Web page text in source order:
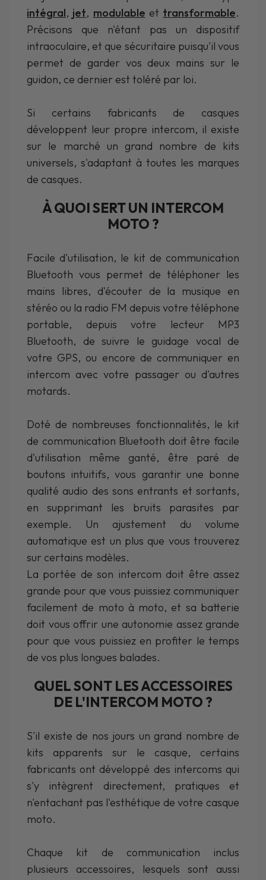
intégral, jet, modulable et transformable.
Précisons que n'étant pas un dispositif
intraoculaire, et que sécuritaire puisqu'il vous
permet de garder vos deux mains sur le
guidon, ce dernier est toléré par loi.
Si certains fabricants de casques
développent leur propre intercom, il existe
sur le marché un grand nombre de kits
universels, s'adaptant à toutes les marques
de casques.
À QUOI SERT UN INTERCOM
MOTO ?
Facile d'utilisation, le kit de communication
Bluetooth vous permet de téléphoner les
mains libres, d'écouter de la musique en
stéréo ou la radio FM depuis votre téléphone
portable, depuis votre lecteur MP3
Bluetooth, de suivre le guidage vocal de
votre GPS, ou encore de communiquer en
intercom avec votre passager ou d'autres
motards.
Doté de nombreuses fonctionnalités, le kit
de communication Bluetooth doit être facile
d'utilisation même ganté, être paré de
boutons intuitifs, vous garantir une bonne
qualité audio des sons entrants et sortants,
en supprimant les bruits parasites par
exemple. Un ajustement du volume
automatique est un plus que vous trouverez
sur certains modèles.
La portée de son intercom doit être assez
grande pour que vous puissiez communiquer
facilement de moto à moto, et sa batterie
doit vous offrir une autonomie assez grande
pour que vous puissiez en profiter le temps
de vos plus longues balades.
QUEL SONT LES ACCESSOIRES
DE L'INTERCOM MOTO ?
S'il existe de nos jours un grand nombre de
kits apparents sur le casque, certains
fabricants ont développé des intercoms qui
s'y intègrent directement, pratiques et
n'entachant pas l'esthétique de votre casque
moto.
Chaque kit de communication inclus
plusieurs accessoires, lesquels sont aussi